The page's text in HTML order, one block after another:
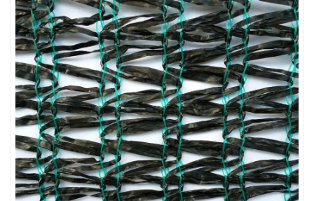
LƯỚI CHẮN CÔN TRÙNG